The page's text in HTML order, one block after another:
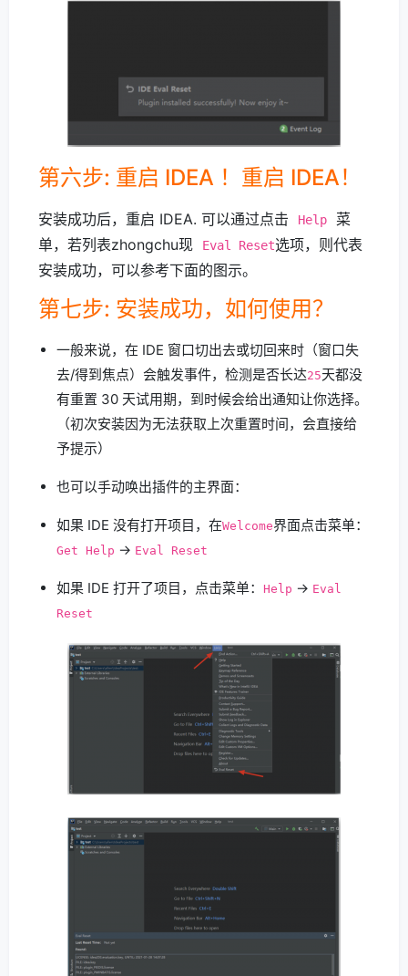
第六步: 重启 IDEA ！重启 IDEA！
安装成功后，重启 IDEA. 可以通过点击 Help
菜
单，若列表zhongchu现
Eval Reset选项，则代表
安装成功，可以参考下面的图示。
第七步: 安装成功，如何使用？
一般来说，在 IDE 窗口切出去或切回来时（窗口失
去/得到焦点）会触发事件，检测是否长达25天都没
有重置 30 天试用期，到时候会给出通知让你选择。
（初次安装因为无法获取上次重置时间，会直接给
予提示）
也可以手动唤出插件的主界面：
如果 IDE 没有打开项目，在Welcome界面点击菜单：
Get Help -> Eval Reset
如果 IDE 打开了项目，点击菜单： Help -> Eval
Reset